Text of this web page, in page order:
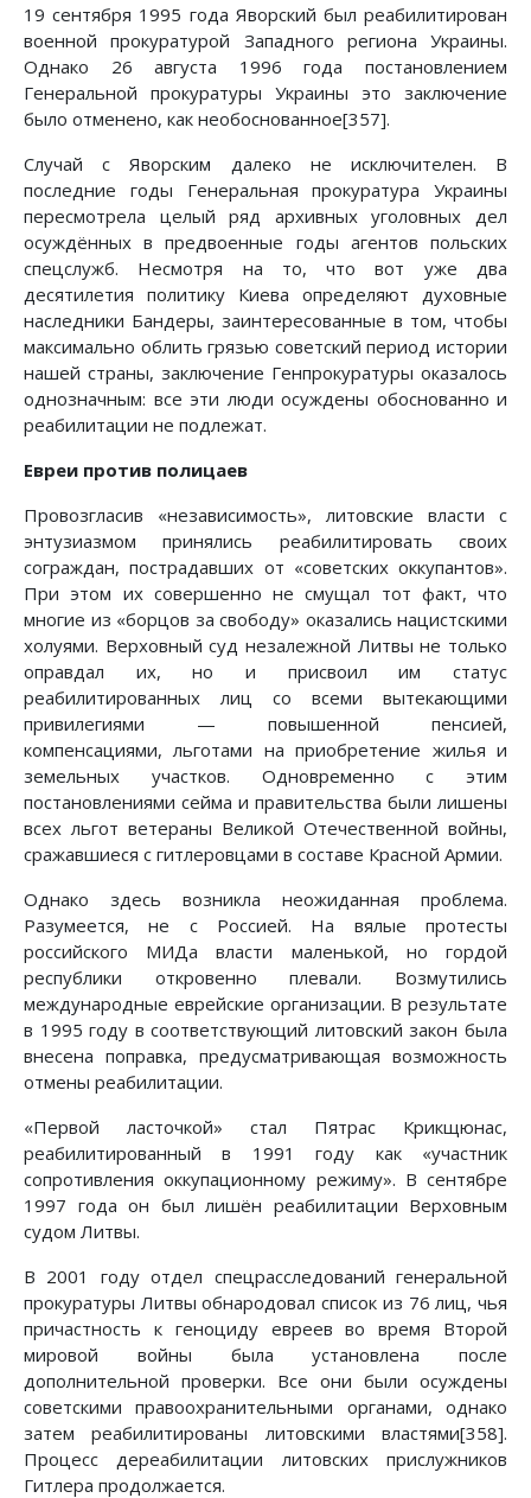
19 сентября 1995 года Яворский был реабилитирован
военной прокуратурой Западного региона Украины.
Однако 26 августа 1996 года постановлением
Генеральной прокуратуры Украины это заключение
было отменено, как необоснованное[357].
Случай с Яворским далеко не исключителен. В
последние годы Генеральная прокуратура Украины
пересмотрела целый ряд архивных уголовных дел
осуждённых в предвоенные годы агентов польских
спецслужб. Несмотря на то, что вот уже два
десятилетия политику Киева определяют духовные
наследники Бандеры, заинтересованные в том, чтобы
максимально облить грязью советский период истории
нашей страны, заключение Генпрокуратуры оказалось
однозначным: все эти люди осуждены обоснованно и
реабилитации не подлежат.
Евреи против полицаев
Провозгласив «независимость», литовские власти с
энтузиазмом принялись реабилитировать своих
сограждан, пострадавших от «советских оккупантов».
При этом их совершенно не смущал тот факт, что
многие из «борцов за свободу» оказались нацистскими
холуями. Верховный суд незалежной Литвы не только
оправдал их, но и присвоил им статус
реабилитированных лиц со всеми вытекающими
привилегиями — повышенной пенсией,
компенсациями, льготами на приобретение жилья и
земельных участков. Одновременно с этим
постановлениями сейма и правительства были лишены
всех льгот ветераны Великой Отечественной войны,
сражавшиеся с гитлеровцами в составе Красной Армии.
Однако здесь возникла неожиданная проблема.
Разумеется, не с Россией. На вялые протесты
российского МИДа власти маленькой, но гордой
республики откровенно плевали. Возмутились
международные еврейские организации. В результате
в 1995 году в соответствующий литовский закон была
внесена поправка, предусматривающая возможность
отмены реабилитации.
«Первой ласточкой» стал Пятрас Крикщюнас,
реабилитированный в 1991 году как «участник
сопротивления оккупационному режиму». В сентябре
1997 года он был лишён реабилитации Верховным
судом Литвы.
В 2001 году отдел спецрасследований генеральной
прокуратуры Литвы обнародовал список из 76 лиц, чья
причастность к геноциду евреев во время Второй
мировой войны была установлена после
дополнительной проверки. Все они были осуждены
советскими правоохранительными органами, однако
затем реабилитированы литовскими властями[358].
Процесс дереабилитации литовских прислужников
Гитлера продолжается.